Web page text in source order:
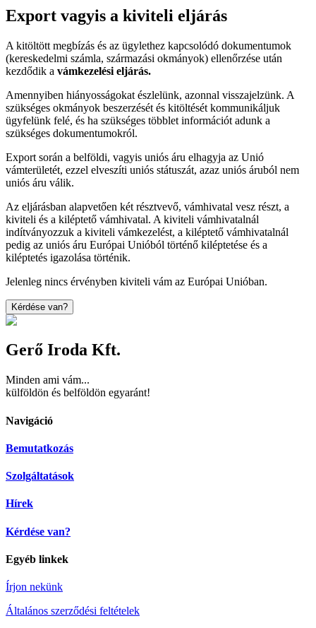
Export vagyis a kiviteli eljárás
A kitöltött megbízás és az ügylethez kapcsolódó dokumentumok
(kereskedelmi számla, származási okmányok) ellenőrzése után
kezdődik a vámkezelési eljárás.
Amennyiben hiányosságokat észlelünk, azonnal visszajelzünk. A
szükséges okmányok beszerzését és kitöltését kommunikáljuk
ügyfelünk felé, és ha szükséges többlet információt adunk a
szükséges dokumentumokról.
Export során a belföldi, vagyis uniós áru elhagyja az Unió
vámterületét, ezzel elveszíti uniós státuszát, azaz uniós áruból nem
uniós áru válik.
Az eljárásban alapvetően két résztvevő, vámhivatal vesz részt, a
kiviteli és a kiléptető vámhivatal. A kiviteli vámhivatalnál
indítványozzuk a kiviteli vámkezelést, a kiléptető vámhivatalnál
pedig az uniós áru Európai Unióból történő kiléptetése és a
kiléptetés igazolása történik.
Jelenleg nincs érvényben kiviteli vám az Európai Unióban.
Kérdése van?
Gerő Iroda Kft.
Minden ami vám...
külföldön és belföldön egyaránt!
Navigáció
Bemutatkozás
Szolgáltatások
Hírek
Kérdése van?
Egyéb linkek
Írjon nekünk
Általános szerződési feltételek